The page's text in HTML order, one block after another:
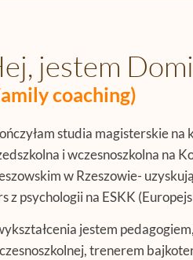
jestem
coaching)
studia magisterskie
i wczesnoszkolna na
w Rzeszowie-
z psychologii na ESKK
jestem
trenerem